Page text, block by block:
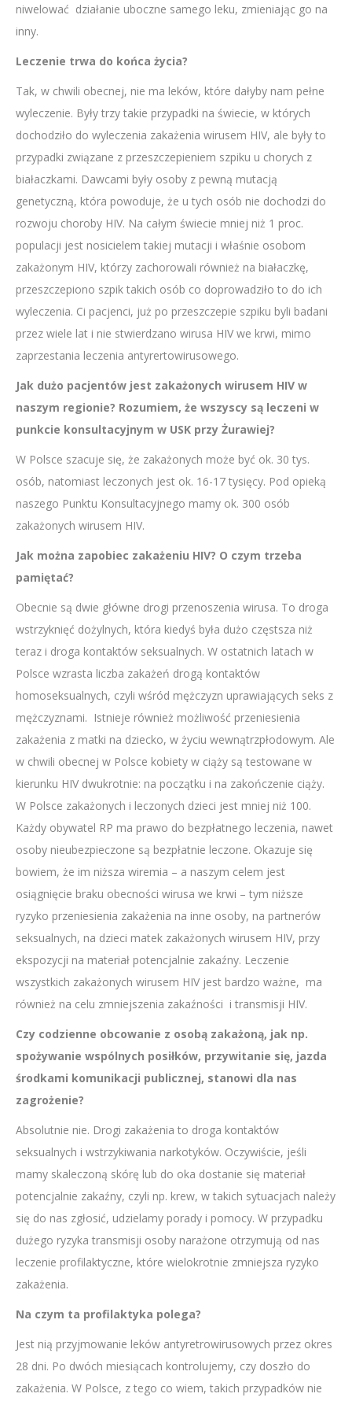
niwelować działanie uboczne samego leku, zmieniając go na
inny.
Leczenie trwa do końca życia?
Tak, w chwili obecnej, nie ma leków, które dałyby nam pełne
wyleczenie. Były trzy takie przypadki na świecie, w których
dochodziło do wyleczenia zakażenia wirusem HIV, ale były to
przypadki związane z przeszczepieniem szpiku u chorych z
białaczkami. Dawcami były osoby z pewną mutacją
genetyczną, która powoduje, że u tych osób nie dochodzi do
rozwoju choroby HIV. Na całym świecie mniej niż 1 proc.
populacji jest nosicielem takiej mutacji i właśnie osobom
zakażonym HIV, którzy zachorowali również na białaczkę,
przeszczepiono szpik takich osób co doprowadziło to do ich
wyleczenia. Ci pacjenci, już po przeszczepie szpiku byli badani
przez wiele lat i nie stwierdzano wirusa HIV we krwi, mimo
zaprzestania leczenia antyrertowirusowego.
Jak dużo pacjentów jest zakażonych wirusem HIV w
naszym regionie? Rozumiem, że wszyscy są leczeni w
punkcie konsultacyjnym w USK przy Żurawiej?
W Polsce szacuje się, że zakażonych może być ok. 30 tys.
osób, natomiast leczonych jest ok. 16-17 tysięcy. Pod opieką
naszego Punktu Konsultacyjnego mamy ok. 300 osób
zakażonych wirusem HIV.
Jak można zapobiec zakażeniu HIV? O czym trzeba
pamiętać?
Obecnie są dwie główne drogi przenoszenia wirusa. To droga
wstrzyknięć dożylnych, która kiedyś była dużo częstsza niż
teraz i droga kontaktów seksualnych. W ostatnich latach w
Polsce wzrasta liczba zakażeń drogą kontaktów
homoseksualnych, czyli wśród mężczyzn uprawiających seks z
mężczyznami. Istnieje również możliwość przeniesienia
zakażenia z matki na dziecko, w życiu wewnątrzpłodowym. Ale
w chwili obecnej w Polsce kobiety w ciąży są testowane w
kierunku HIV dwukrotnie: na początku i na zakończenie ciąży.
W Polsce zakażonych i leczonych dzieci jest mniej niż 100.
Każdy obywatel RP ma prawo do bezpłatnego leczenia, nawet
osoby nieubezpieczone są bezpłatnie leczone. Okazuje się
bowiem, że im niższa wiremia – a naszym celem jest
osiągnięcie braku obecności wirusa we krwi – tym niższe
ryzyko przeniesienia zakażenia na inne osoby, na partnerów
seksualnych, na dzieci matek zakażonych wirusem HIV, przy
ekspozycji na materiał potencjalnie zakaźny. Leczenie
wszystkich zakażonych wirusem HIV jest bardzo ważne, ma
również na celu zmniejszenia zakaźności i transmisji HIV.
Czy codzienne obcowanie z osobą zakażoną, jak np.
spożywanie wspólnych posiłków, przywitanie się, jazda
środkami komunikacji publicznej, stanowi dla nas
zagrożenie?
Absolutnie nie. Drogi zakażenia to droga kontaktów
seksualnych i wstrzykiwania narkotyków. Oczywiście, jeśli
mamy skaleczoną skórę lub do oka dostanie się materiał
potencjalnie zakaźny, czyli np. krew, w takich sytuacjach należy
się do nas zgłosić, udzielamy porady i pomocy. W przypadku
dużego ryzyka transmisji osoby narażone otrzymują od nas
leczenie profilaktyczne, które wielokrotnie zmniejsza ryzyko
zakażenia.
Na czym ta profilaktyka polega?
Jest nią przyjmowanie leków antyretrowirusowych przez okres
28 dni. Po dwóch miesiącach kontrolujemy, czy doszło do
zakażenia. W Polsce, z tego co wiem, takich przypadków nie